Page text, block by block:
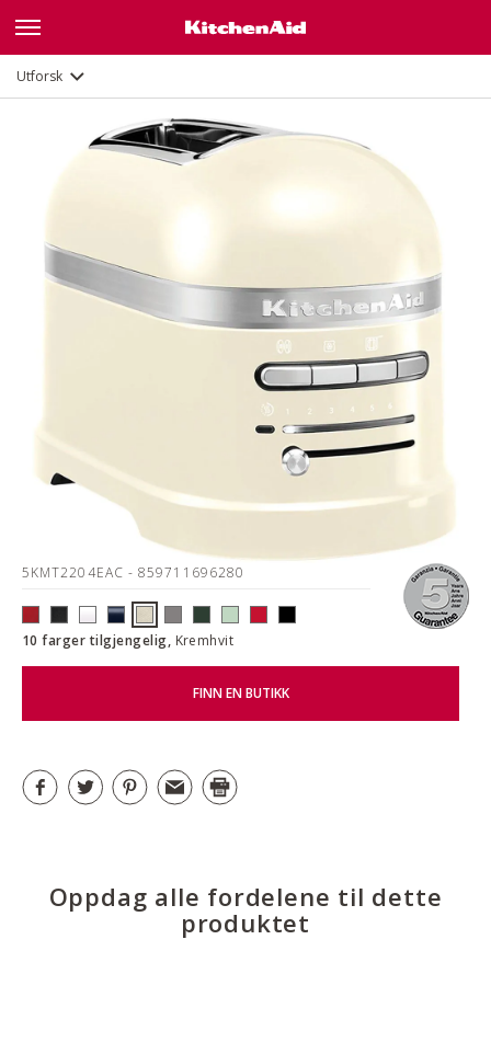
Utforsk
5KMT2204EAC - 859711696280
10 farger tilgjengelig, Kremhvit
FINN EN BUTIKK
Oppdag alle fordelene til dette
produktet